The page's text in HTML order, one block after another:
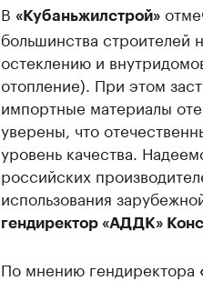
В «Кубаньжилстрой»
большинства строителей
остеклению и
отопление). При этом
импортные материалы
уверены, что
уровень качества.
российских
использования
гендиректор «АДДК»
По мнению гендиректора